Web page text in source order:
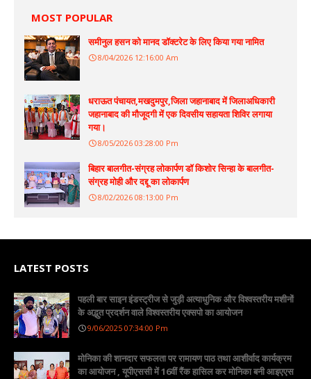
MOST POPULAR
समीनुल हसन को मानद डॉक्टरेट के लिए किया गया नामित
8/04/2026 12:16:00 Am
धराऊत पंचायत,मखदुमपुर,जिला जहानाबाद में जिलाअधिकारी
जहानाबाद की मौजूदगी में एक दिवसीय सहायता शिविर लगाया
गया।
8/05/2026 03:28:00 Pm
बिहार बालगीत-संग्रह लोकार्पण डॉ किशोर सिन्हा के बालगीत-
संग्रह मोही और दद्दू का लोकार्पण
8/02/2026 08:13:00 Pm
LATEST POSTS
पहली बार साइन इंडस्ट्रीज से जुड़ी अत्याधुनिक और विश्वस्तरीय मशीनों
के अद्भुत प्रदर्शन वाले विश्वस्तरीय एक्सपो का आयोजन
9/06/2025 07:34:00 Pm
मोनिका की शानदार सफलता पर रामायण पाठ तथा आशीर्वाद कार्यक्रम
का आयोजन , यूपीएससी में 16वीं रैंक हासिल कर मोनिका बनी आइएएस